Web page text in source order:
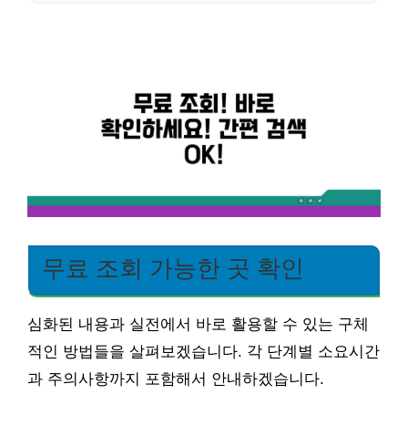
무료 조회 가능한 곳 확인
심화된 내용과 실전에서 바로 활용할 수 있는 구체
적인 방법들을 살펴보겠습니다. 각 단계별 소요시간
과 주의사항까지 포함해서 안내하겠습니다.